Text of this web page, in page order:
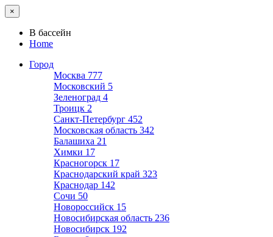
×
В бассейн
Home
Город
Москва 777
Московский 5
Зеленоград 4
Троицк 2
Санкт-Петербург 452
Московская область 342
Балашиха 21
Химки 17
Красногорск 17
Краснодарский край 323
Краснодар 142
Сочи 50
Новороссийск 15
Новосибирская область 236
Новосибирск 192